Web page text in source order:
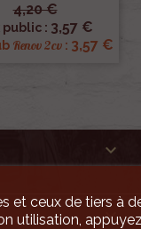
4,20 €
public : 3,57 €
Renov 2cv : 3,57 €


et ceux de tiers à
utilisation,